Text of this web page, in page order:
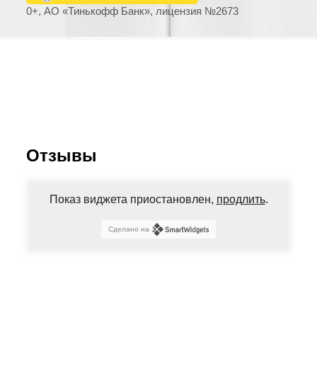
0+, АО «Тинькофф Банк», лицензия №2673
Отзывы
Показ виджета приостановлен, продлить.
Сделано на